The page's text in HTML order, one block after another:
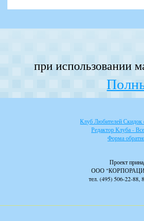
при использовании
Клуб Любителей Скидок
Редактор Клуба -
Форма
Проект
ООО
тел. (495) 506-22-88,